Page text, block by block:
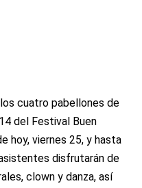
cuatro pabellones de
del Festival Buen
hoy, viernes 25, y hasta
disfrutarán de
clown y danza, así